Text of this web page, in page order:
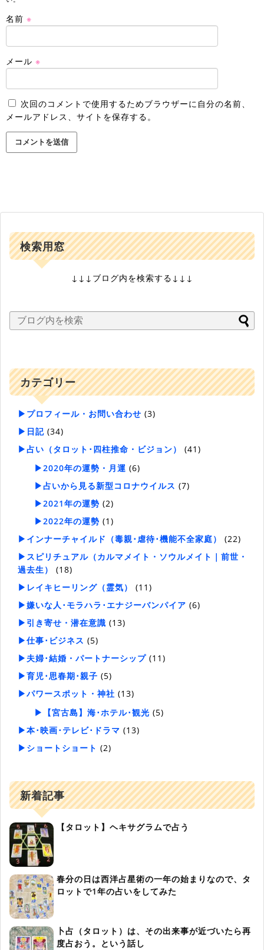
名前 ※
メール ※
次回のコメントで使用するためブラウザーに自分の名前、
メールアドレス、サイトを保存する。
検索用窓
↓↓↓ブログ内を検索する↓↓↓
カテゴリー
▶プロフィール・お問い合わせ (3)
▶日記 (34)
▶占い（タロット･四柱推命・ビジョン）
(41)
▶2020年の運勢・月運 (6)
▶占いから見る新型コロナウイルス (7)
▶2021年の運勢 (2)
▶2022年の運勢 (1)
▶インナーチャイルド（毒親･虐待･機能不全家庭）
(22)
▶スピリチュアル（カルマメイト・ソウルメイト｜前世・
過去生）
(18)
▶レイキヒーリング（霊気）
(11)
▶嫌いな人･モラハラ･エナジーバンパイア (6)
▶引き寄せ・潜在意識 (13)
▶仕事･ビジネス (5)
▶夫婦･結婚・パートナーシップ (11)
▶育児･思春期･親子 (5)
▶パワースポット・神社 (13)
▶【宮古島】海･ホテル･観光 (5)
▶本･映画･テレビ･ドラマ (13)
▶ショートショート (2)
新着記事
【タロット】ヘキサグラムで占う
春分の日は西洋占星術の一年の始まりなので、タ
ロットで1年の占いをしてみた
卜占（タロット）は、その出来事が近づいたら再
度占おう。という話し